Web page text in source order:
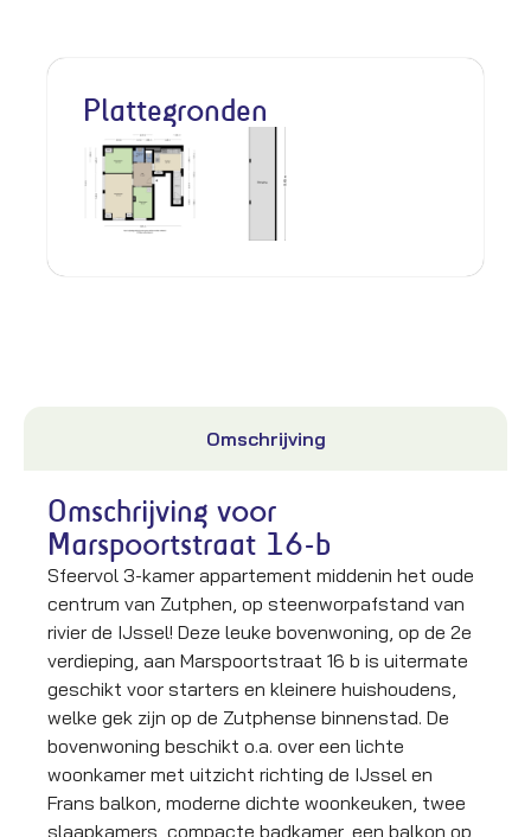
Plattegronden
Omschrijving
Omschrijving voor
Marspoortstraat 16-b
Sfeervol 3-kamer appartement middenin het oude
centrum van Zutphen, op steenworpafstand van
rivier de IJssel! Deze leuke bovenwoning, op de 2e
verdieping, aan Marspoortstraat 16 b is uitermate
geschikt voor starters en kleinere huishoudens,
welke gek zijn op de Zutphense binnenstad. De
bovenwoning beschikt o.a. over een lichte
woonkamer met uitzicht richting de IJssel en
Frans balkon, moderne dichte woonkeuken, twee
slaapkamers, compacte badkamer, een balkon op